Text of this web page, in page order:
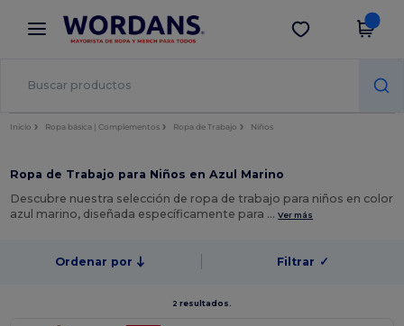
× App de Wordans
¡Mejores precios en app!
Descargar app
Inicio Ropa básica | Complementos Ropa de Trabajo Niños
Ropa de Trabajo para Niños en Azul Marino
Descubre nuestra selección de ropa de trabajo para niños en color
azul marino, diseñada específicamente para …Ver más
Ordenar por Filtrar ✓
2 resultados.